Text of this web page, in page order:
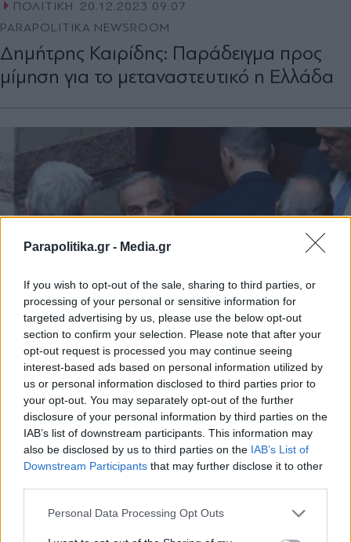
Parapolitika.gr - Media.gr
If you wish to opt-out of the sale, sharing to third parties, or
processing of your personal or sensitive information for
targeted advertising by us, please use the below opt-out
section to confirm your selection. Please note that after your
opt-out request is processed you may continue seeing
interest-based ads based on personal information utilized by
us or personal information disclosed to third parties prior to
your opt-out. You may separately opt-out of the further
disclosure of your personal information by third parties on the
IAB’s list of downstream participants. This information may
also be disclosed by us to third parties on the IAB’s List of
Downstream Participants that may further disclose it to other
Personal Data Processing Opt Outs
ΠΟΛΙΤΙΚΗ
20.12.2023 09:07
PARAPOLITIKA NEWSROOM
Δημήτρης Καιρίδης: Παράδειγμα προς
μίμηση για το μεταναστευτικό η Ελλάδα
ΠΟΛΙΤΙΚΗ 20.12.2023 06:51
ΚΕΛΛΥ Μ. ΚΟΝΤΟΓΕΩΡΓΗ
Βουλή: Το παρασκήνιο της χθεσινής
ψηφοφορίας για την επίμαχη τροπολογία
- Το "όχι" Σαμαρά, οι γαλάζιες γκρίνιες
και οι απουσίες από ΠΑΣΟΚ, ΣΥΡΙΖΑ,
''Σπαρτιάτες''
Εγγραφή στο newsletter